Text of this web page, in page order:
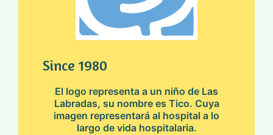
Since 1980
El logo representa a un niño de Las
Labradas, su nombre es Tico. Cuya
imagen representará al hospital a lo
largo de vida hospitalaria.